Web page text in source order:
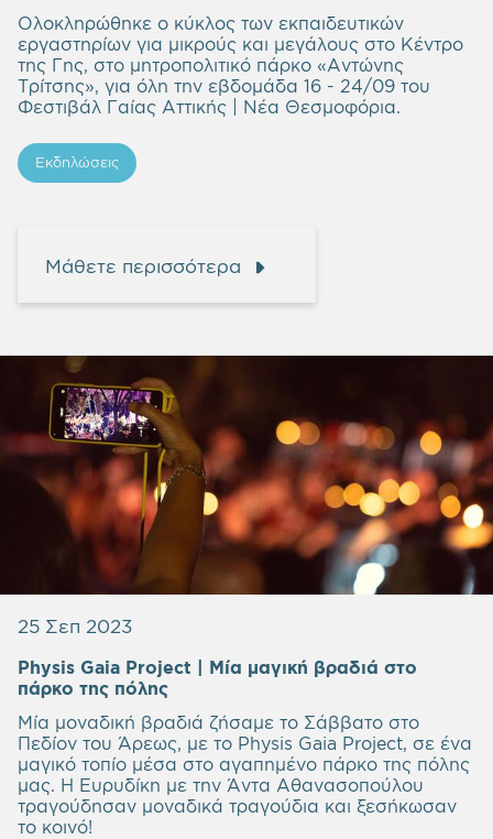
Ολοκληρώθηκε ο κύκλος των εκπαιδευτικών
εργαστηρίων για μικρούς και μεγάλους στο Κέντρο
της Γης, στο μητροπολιτικό πάρκο «Αντώνης
Τρίτσης», για όλη την εβδομάδα 16 - 24/09 του
Φεστιβάλ Γαίας Αττικής | Νέα Θεσμοφόρια.
Εκδηλώσεις
Μάθετε περισσότερα
25 Σεπ 2023
Physis Gaia Project | Μία μαγική βραδιά στο
πάρκο της πόλης
Μία μοναδική βραδιά ζήσαμε το Σάββατο στο
Πεδίον του Άρεως, με το Physis Gaia Project, σε ένα
μαγικό τοπίο μέσα στο αγαπημένο πάρκο της πόλης
μας. Η Ευρυδίκη με την Άντα Αθανασοπούλου
τραγούδησαν μοναδικά τραγούδια και ξεσήκωσαν
το κοινό!